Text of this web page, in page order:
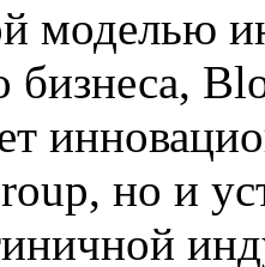
моделью
бизнеса,
но и